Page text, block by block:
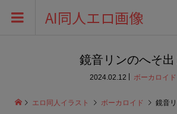
AI同人エロ画像
鏡音リンのへそ出
2024.02.12 ボーカロイド
エロ同人イラスト ボーカロイド 鏡音